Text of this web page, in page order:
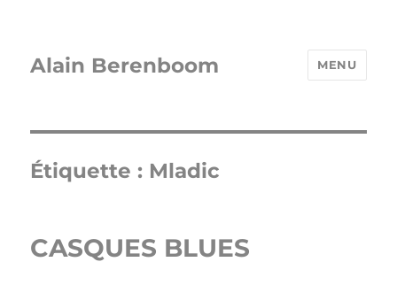
Alain Berenboom MENU
Étiquette : Mladic
CASQUES BLUES